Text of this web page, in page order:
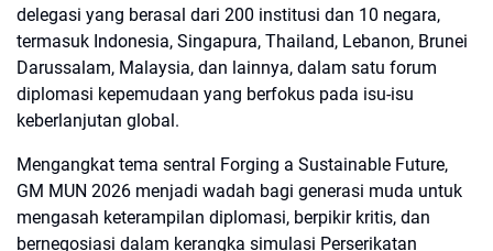
delegasi yang berasal dari 200 institusi dan 10 negara,
termasuk Indonesia, Singapura, Thailand, Lebanon, Brunei
Darussalam, Malaysia, dan lainnya, dalam satu forum
diplomasi kepemudaan yang berfokus pada isu-isu
keberlanjutan global.
Mengangkat tema sentral Forging a Sustainable Future,
GM MUN 2026 menjadi wadah bagi generasi muda untuk
mengasah keterampilan diplomasi, berpikir kritis, dan
bernegosiasi dalam kerangka simulasi Perserikatan